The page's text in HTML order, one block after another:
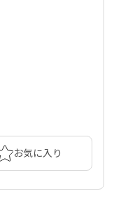
お気に入り